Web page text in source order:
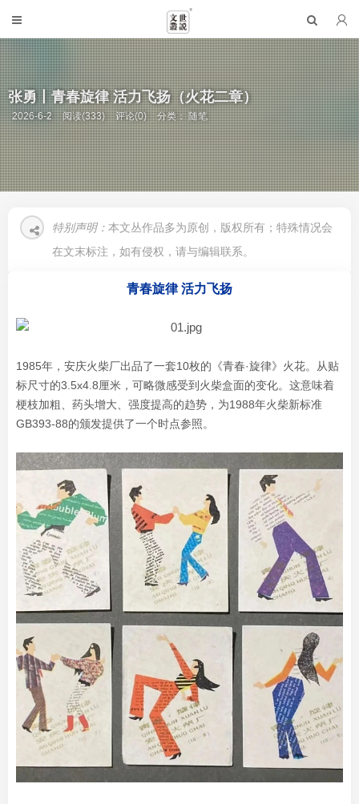
张勇丨青春旋律 活力飞扬（火花二章）
2026-6-2 阅读(333) 评论(0) 分类：随笔
特别声明： 本文丛作品多为原创，版权所有；特殊情况会
在文末标注，如有侵权，请与编辑联系。
青春旋律 活力飞扬
1985年，安庆火柴厂出品了一套10枚的《青春·旋律》火花。从贴
标尺寸的3.5x4.8厘米，可略微感受到火柴盒面的变化。这意味着
梗枝加粗、药头增大、强度提高的趋势，为1988年火柴新标准
GB393-88的颁发提供了一个时点参照。